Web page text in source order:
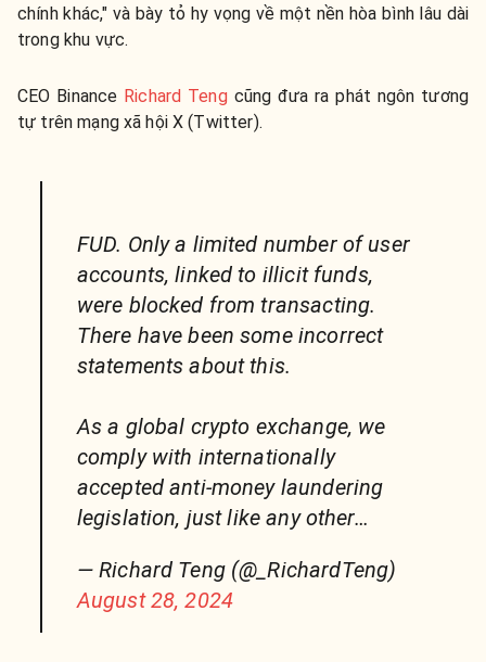
chính khác," và bày tỏ hy vọng về một nền hòa bình lâu dài
trong khu vực.
CEO Binance Richard Tengcũng đưa ra phát ngôn tương
tự trên mạng xã hội X (Twitter).
FUD. Only a limited number of user
accounts, linked to illicit funds,
were blocked from transacting.
There have been some incorrect
statements about this.
As a global crypto exchange, we
comply with internationally
accepted anti-money laundering
legislation, just like any other…
— Richard Teng (@_RichardTeng)
August 28, 2024